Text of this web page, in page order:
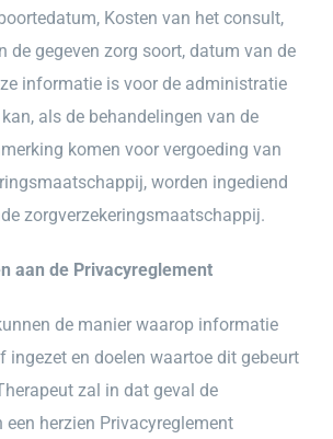
Kosten van het consult,
de gegeven zorg soort, datum van de
informatie is voor de administratie
als de behandelingen van de
komen voor vergoeding van
worden ingediend
zorgverzekeringsmaatschappij.
aan de Privacyreglement
de manier waarop informatie
ingezet en doelen waartoe dit gebeurt
zal in dat geval de
een herzien Privacyreglement